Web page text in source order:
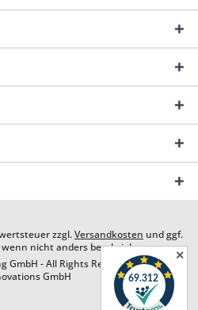
zzgl.Versandkosten und ggf.
nicht anders beschrieben
- All Rights Reserved. Design by
GmbH
✕